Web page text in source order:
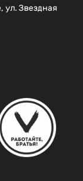
ул. Звездная